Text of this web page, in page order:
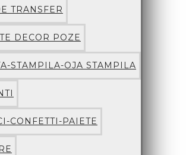
TRANSFER
DECOR POZE
STAMPILA-OJA STAMPILA
CONFETTI-PAIETE